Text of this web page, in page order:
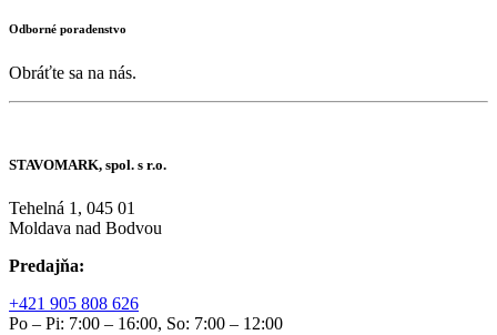
Odborné poradenstvo
Obráťte sa na nás.
STAVOMARK, spol. s r.o.
Tehelná 1, 045 01
Moldava nad Bodvou
Predajňa:
+421 905 808 626
Po – Pi: 7:00 – 16:00, So: 7:00 – 12:00